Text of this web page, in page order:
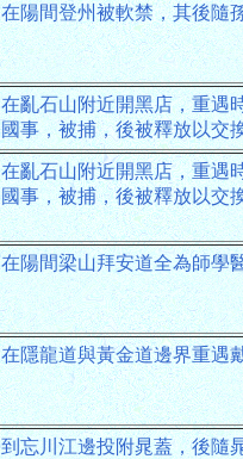
在陽間登州被軟禁，其後隨
在亂石山附近開黑店，重遇
國事，被捕，後被釋放以交
在亂石山附近開黑店，重遇
國事，被捕，後被釋放以交
在陽間梁山拜安道全為師學
在隱龍道與黃金道邊界重遇
到忘川江邊投附晁蓋，後隨